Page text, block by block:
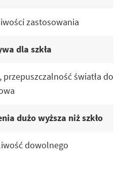
zastosowania
dla szkła
światła do
dużo wyższa niż szkło
dowolnego